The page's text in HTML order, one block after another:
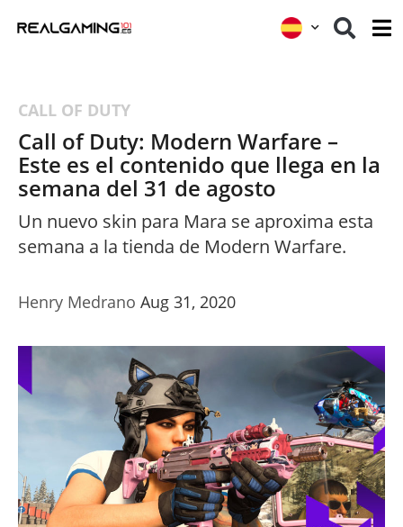
CALL OF DUTY
Call of Duty: Modern Warfare –
Este es el contenido que llega en la
semana del 31 de agosto
Un nuevo skin para Mara se aproxima esta
semana a la tienda de Modern Warfare.
Henry Medrano Aug 31, 2020